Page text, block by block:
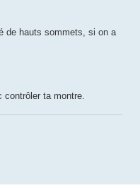
de hauts sommets, si on a
ta montre.